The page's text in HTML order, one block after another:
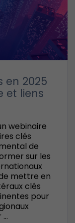
en 2025
et liens
webinaire
clés
de
sur les
mettre en
clés
pour